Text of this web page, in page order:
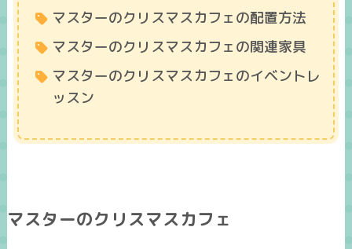
マスターのクリスマスカフェの配置方法
マスターのクリスマスカフェの関連家具
マスターのクリスマスカフェのイベントレ
ッスン
マスターのクリスマスカフェ